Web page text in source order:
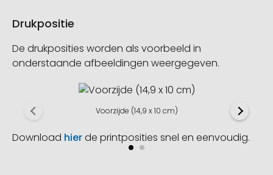
Drukpositie
De drukposities worden als voorbeeld in
onderstaande afbeeldingen weergegeven.
Voorzijde (14,9 x 10 cm)
Download hierde printposities snel en eenvoudig.